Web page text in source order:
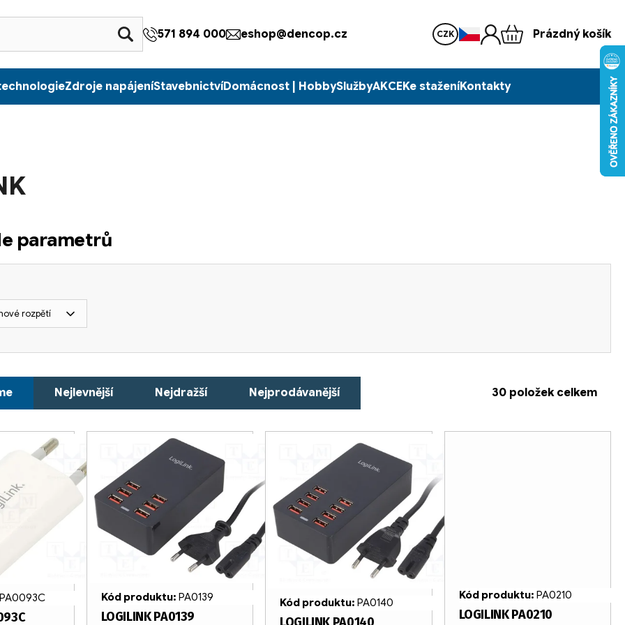
571 894 000 eshop@dencop.cz CZK Prázdný košík
Zdroje napájeníStavebnictvíDomácnost | HobbySlužbyAKCEKe staženíKontakty
parametrů
rozpětí
Nejlevnější Nejdražší Nejprodávanější 30 položek celkem
PA0093C
LOGILINK PA0139
Kód produktu: PA0139 Kód produktu: PA0140
LOGILINK PA0210
Kód produktu: PA0210